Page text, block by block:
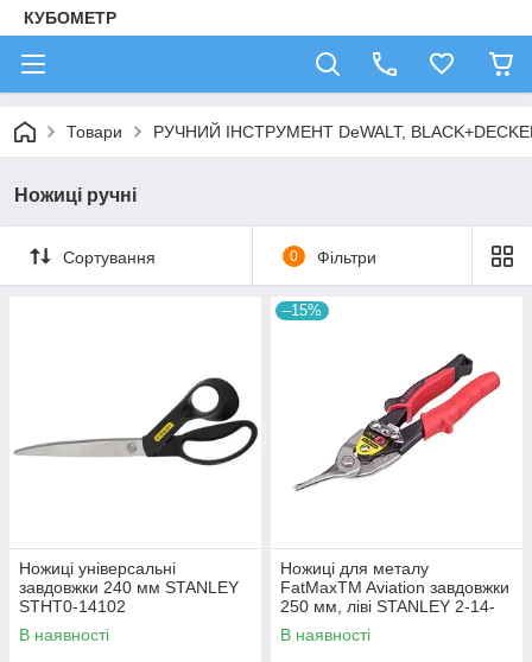
КУБОМЕТР
Товари РУЧНИЙ ІНСТРУМЕНТ DeWALT,
Ножиці ручні
Сортування 0 Фільтри
Ножиці універсальні
завдовжки 240 мм STANLEY
STHT0-14102
В наявності
–15%
Ножиці для металу
FatMaxTM Aviation завдовжки
250 мм, ліві STANLEY 2-14-
562
В наявності